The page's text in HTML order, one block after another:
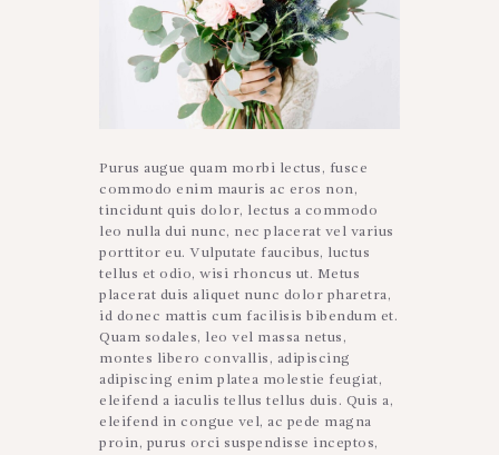
Purus augue quam morbi lectus, fusce
commodo enim mauris ac eros non,
tincidunt quis dolor, lectus a commodo
leo nulla dui nunc, nec placerat vel varius
porttitor eu. Vulputate faucibus, luctus
tellus et odio, wisi rhoncus ut. Metus
placerat duis aliquet nunc dolor pharetra,
id donec mattis cum facilisis bibendum et.
Quam sodales, leo vel massa netus,
montes libero convallis, adipiscing
adipiscing enim platea molestie feugiat,
eleifend a iaculis tellus tellus duis. Quis a,
eleifend in congue vel, ac pede magna
proin, purus orci suspendisse inceptos,